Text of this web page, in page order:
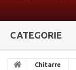
CATEGORIE
Chitarre